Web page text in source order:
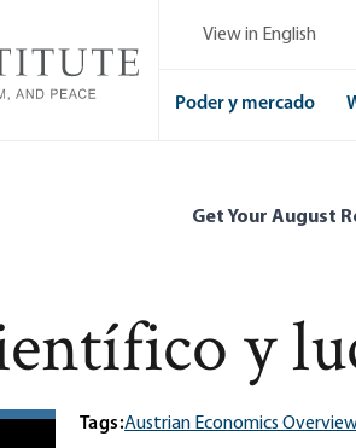
View in English
Poder y mercado
Get Your August
y
Tags:Austrian Economics